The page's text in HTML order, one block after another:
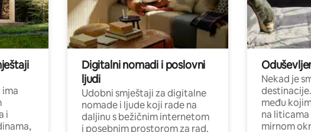
i
Digitalni nomadi i poslovni
ljudi
Udobni smještaji za digitalne
nomade i ljude koji rade na
daljinu s bežičnim internetom
i posebnim prostorom za rad.
Nekad je
među
na liticama
mirnom